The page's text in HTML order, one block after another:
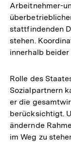
Arbeitnehmer-
stattfindenden
stehen.
innerhalb
Rolle des
Sozialpartnern
er die
berücksichtigt.
ändernde
im Weg zu